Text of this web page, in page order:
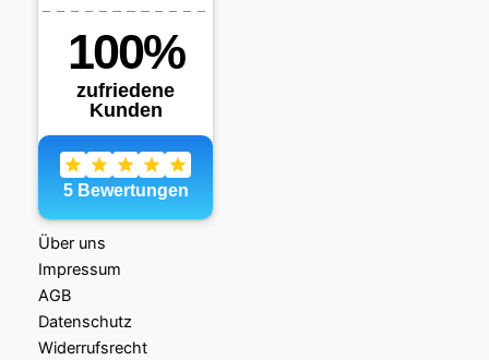
Über uns
Impressum
AGB
Datenschutz
Widerrufsrecht